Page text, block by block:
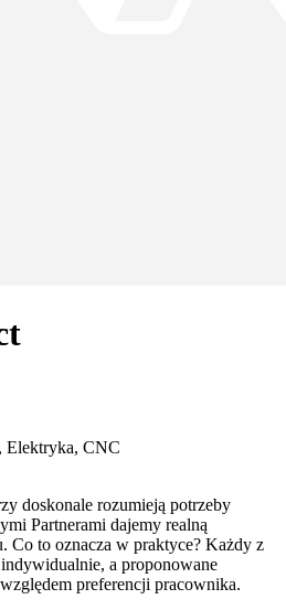
Elektryka, CNC
doskonale rozumieją potrzeby
Partnerami dajemy realną
Co to oznacza w praktyce? Każdy z
a proponowane
preferencji pracownika.